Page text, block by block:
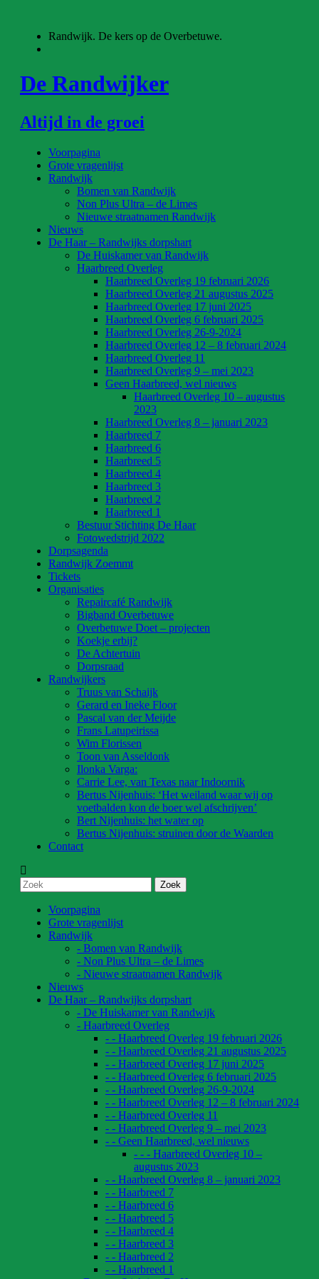
inhoud
Randwijk. De kers op de Overbetuwe.
De Randwijker
Altijd in de groei
Voorpagina
Grote vragenlijst
Randwijk
Bomen van Randwijk
Non Plus Ultra – de Limes
Nieuwe straatnamen Randwijk
Nieuws
De Haar – Randwijks dorpshart
De Huiskamer van Randwijk
Haarbreed Overleg
Haarbreed Overleg 19 februari 2026
Haarbreed Overleg 21 augustus 2025
Haarbreed Overleg 17 juni 2025
Haarbreed Overleg 6 februari 2025
Haarbreed Overleg 26-9-2024
Haarbreed Overleg 12 – 8 februari 2024
Haarbreed Overleg 11
Haarbreed Overleg 9 – mei 2023
Geen Haarbreed, wel nieuws
Haarbreed Overleg 10 – augustus
2023
Haarbreed Overleg 8 – januari 2023
Haarbreed 7
Haarbreed 6
Haarbreed 5
Haarbreed 4
Haarbreed 3
Haarbreed 2
Haarbreed 1
Bestuur Stichting De Haar
Fotowedstrijd 2022
Dorpsagenda
Randwijk Zoemmt
Tickets
Organisaties
Repaircafé Randwijk
Bigband Overbetuwe
Overbetuwe Doet – projecten
Koekje erbij?
De Achtertuin
Dorpsraad
Randwijkers
Truus van Schaijk
Gerard en Ineke Floor
Pascal van der Meijde
Frans Latupeirissa
Wim Florissen
Toon van Asseldonk
Ilonka Varga:
Carrie Lee, van Texas naar Indoornik
Bertus Nijenhuis: ‘Het weiland waar wij op
voetbalden kon de boer wel afschrijven’
Bert Nijenhuis: het water op
Bertus Nijenhuis: struinen door de Waarden
Contact
Voorpagina
Grote vragenlijst
Randwijk
- Bomen van Randwijk
- Non Plus Ultra – de Limes
- Nieuwe straatnamen Randwijk
Nieuws
De Haar – Randwijks dorpshart
- De Huiskamer van Randwijk
- Haarbreed Overleg
- - Haarbreed Overleg 19 februari 2026
- - Haarbreed Overleg 21 augustus 2025
- - Haarbreed Overleg 17 juni 2025
- - Haarbreed Overleg 6 februari 2025
- - Haarbreed Overleg 26-9-2024
- - Haarbreed Overleg 12 – 8 februari 2024
- - Haarbreed Overleg 11
- - Haarbreed Overleg 9 – mei 2023
- - Geen Haarbreed, wel nieuws
- - - Haarbreed Overleg 10 –
augustus 2023
- - Haarbreed Overleg 8 – januari 2023
- - Haarbreed 7
- - Haarbreed 6
- - Haarbreed 5
- - Haarbreed 4
- - Haarbreed 3
- - Haarbreed 2
- - Haarbreed 1